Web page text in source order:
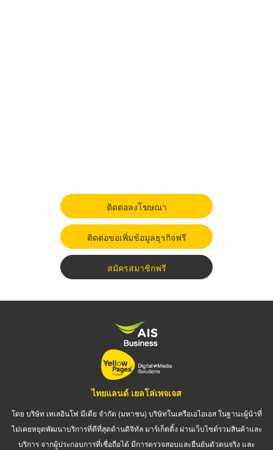
ติดต่อลงโฆษณา
ติดต่อขอเพิ่มข้อมูลธุรกิจฟรี
สมัครสมาชิกฟรี
ไทยแลนด์ เยลโล่เพจเจส
โดย บริษัท เทเลอินโฟ มีเดีย จำกัด (มหาชน) บริษัทในเครือเอไอเอส ในฐานะผู้นำที่
ไม่เคยหยุดพัฒนาบริการที่ดีที่สุดด้านดิจิทัล มาร์เก็ตติ้ง ผ่านเว็บไซต์รวมสินค้าและ
บริการ จากผู้ประกอบการที่เชื่อถือได้ มีการตรวจสอบและยืนยันตัวตนจริง และ